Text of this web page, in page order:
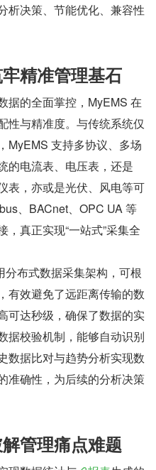
析决策、节能优化、兼容性
精准管理基石
据的全面掌控，MyEMS 在
性与精准度。与传统系统仅
MyEMS 支持多协议、多场
的电流表、电压表，还是
表，亦或是光伏、风电等可
、BACnet、OPC UA 等
真正实现“一站式”采集全
布式数据采集架构，可根
有效避免了远距离传输的数
可达秒级，确保了数据的实
据校验机制，能够自动识别
数据比对与趋势分析实现数
准确性，为后续的分析决策
管理痛点难题